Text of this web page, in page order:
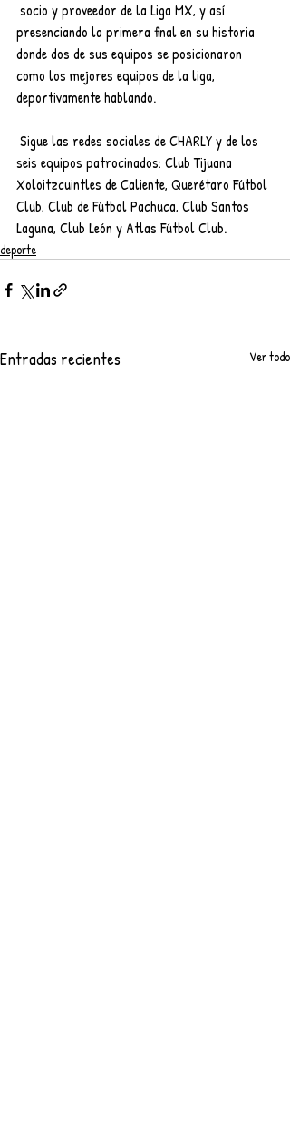
presenciando la primera final en su historia
donde dos de sus equipos se posicionaron
como los mejores equipos de la liga,
deportivamente hablando.
seis equipos patrocinados: Club Tijuana
Xoloitzcuintles de Caliente, Querétaro Fútbol
Club, Club de Fútbol Pachuca, Club Santos
Laguna, Club León y Atlas Fútbol Club.
deporte
Entradas recientes Ver todo